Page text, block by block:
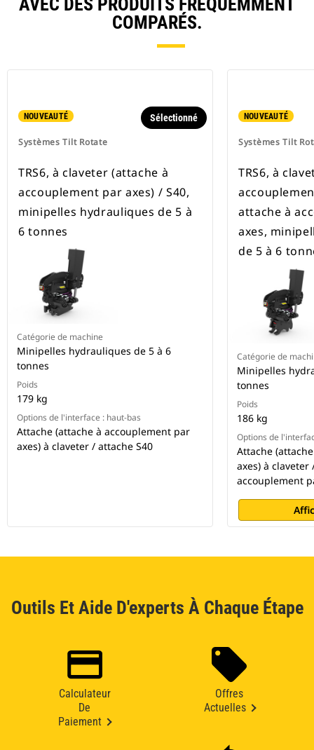
AVEC DES PRODUITS FRÉQUEMMENT
COMPARÉS.
NOUVEAUTÉ
Systèmes Tilt Rotate
Sélectionné
TRS6, à claveter (attache à
accouplement par axes) / S40,
minipelles hydrauliques de 5 à
6 tonnes
Catégorie de machine
Minipelles hydrauliques de 5 à 6
tonnes
Poids
179 kg
Options de l'interface : haut-bas
Attache (attache à accouplement par
axes) à claveter / attache S40
NOUVEAUTÉ
Systèmes Tilt
TRS6, à
attache à
axes,
de 5 à 6
Catégorie de
Minipelles
tonnes
Poids
186 kg
Options de
Attache
axes) à
accouplement
Outils Et Aide D'experts À Chaque Étape
Calculateur
De
Paiement
Offres
Actuelles